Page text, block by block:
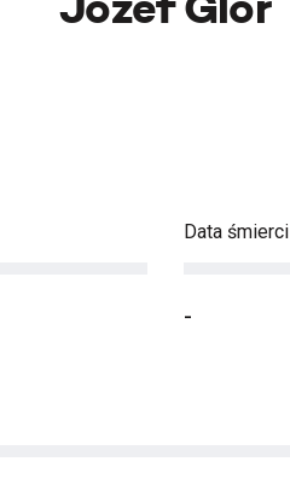
Data śmierci
-